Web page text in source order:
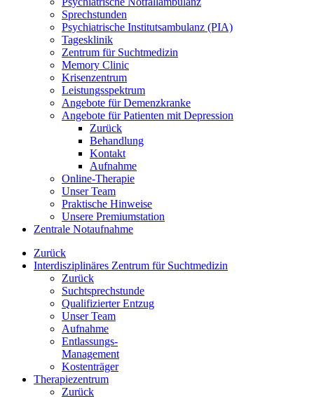
Sprechstunden
Psychiatrische Institutsambulanz (PIA)
Tagesklinik
Zentrum für Suchtmedizin
Memory Clinic
Krisenzentrum
Leistungsspektrum
Angebote für Demenzkranke
Angebote für Patienten mit Depression
Zurück
Behandlung
Kontakt
Aufnahme
Online-Therapie
Unser Team
Praktische Hinweise
Unsere Premiumstation
Zentrale Notaufnahme
Zurück
Interdisziplinäres Zentrum für Suchtmedizin
Zurück
Suchtsprechstunde
Qualifizierter Entzug
Unser Team
Aufnahme
Entlassungs-
Management
Kostenträger
Therapiezentrum
Zurück